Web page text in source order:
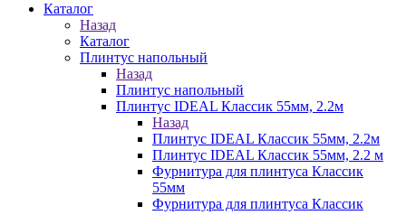
Каталог
Назад
Каталог
Плинтус напольный
Назад
Плинтус напольный
Плинтус IDEAL Классик 55мм, 2.2м
Назад
Плинтус IDEAL Классик 55мм, 2.2м
Плинтус IDEAL Классик 55мм, 2.2 м
Фурнитура для плинтуса Классик
55мм
Фурнитура для плинтуса Классик